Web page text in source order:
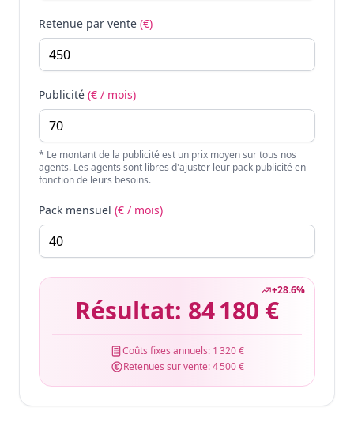
Retenue par vente (€)
Publicité (€ / mois)
* Le montant de la publicité est un prix moyen sur tous nos
agents. Les agents sont libres d'ajuster leur pack publicité en
fonction de leurs besoins.
Pack mensuel (€ / mois)
+28.6%
Résultat: 84 180 €
Coûts fixes annuels: 1 320 €
Retenues sur vente:4 500 €